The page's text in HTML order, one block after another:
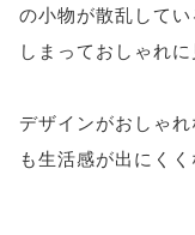
の小物が散乱して
しまっておしゃれに
デザインがおしゃ
も生活感が出にく